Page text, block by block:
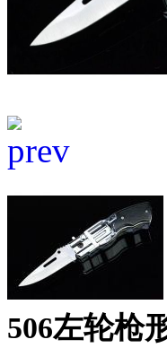
506左轮枪